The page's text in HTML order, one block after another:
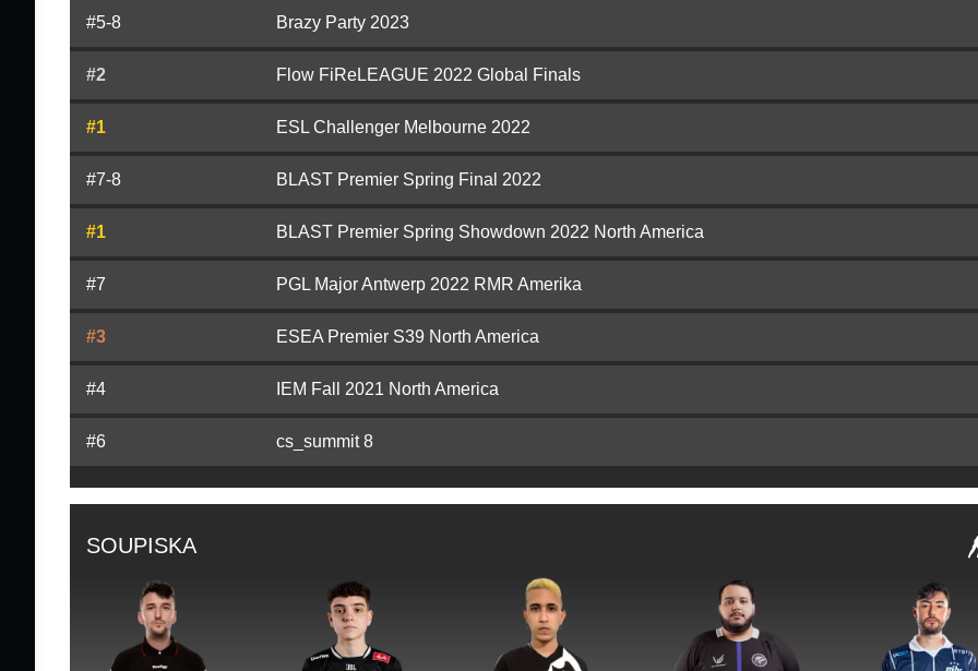
#5-8 Brazy Party 2023
#2 Flow FiReLEAGUE 2022 Global Finals
#1 ESL Challenger Melbourne 2022
#7-8 BLAST Premier Spring Final 2022
#1 BLAST Premier Spring Showdown 2022 North America
#7 PGL Major Antwerp 2022 RMR Amerika
#3 ESEA Premier S39 North America
#4 IEM Fall 2021 North America
#6 cs_summit 8
SOUPISKA